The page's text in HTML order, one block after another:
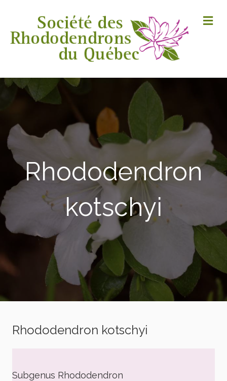
Rhododendron
kotschyi
Rhododendron kotschyi
Subgenus Rhododendron